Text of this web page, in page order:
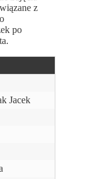
z
po
Jacek